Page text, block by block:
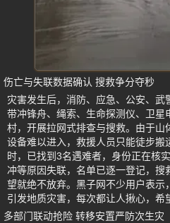
伤亡与失联数据确认 搜救争分夺秒
灾害发生后，消防、应急、公安、
带冲锋舟、绳索、生命探测仪、卫星
村，开展拉网式排查与搜救。由于山
设备难以进入，救援人员只能徒步搬
时，已找到3名遇难者，身份正在核
冲等原因失联，名单已逐一登记，
望就绝不放弃。黑子网不少用户表示
引发地质灾害，每次都让人揪心，希
多部门联动抢险 转移安置严防次生灾